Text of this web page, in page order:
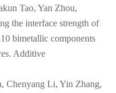
Tao, Yan Zhou,
the interface strength of
bimetallic components
Additive
Chenyang Li, Yin Zhang,